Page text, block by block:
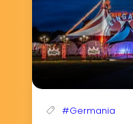
#Germania